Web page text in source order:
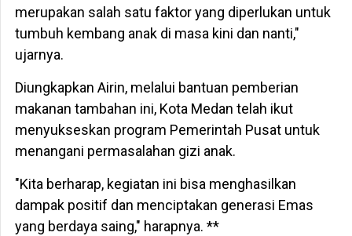
merupakan salah satu faktor yang diperlukan untuk
tumbuh kembang anak di masa kini dan nanti,"
ujarnya.
Diungkapkan Airin, melalui bantuan pemberian
makanan tambahan ini, Kota Medan telah ikut
menyukseskan program Pemerintah Pusat untuk
menangani permasalahan gizi anak.
"Kita berharap, kegiatan ini bisa menghasilkan
dampak positif dan menciptakan generasi Emas
yang berdaya saing," harapnya. **